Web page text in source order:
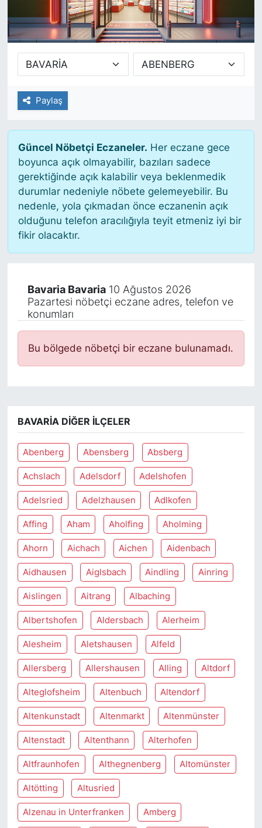
Paylaş
Güncel Nöbetçi Eczaneler. Her eczane gece
boyunca açık olmayabilir, bazıları sadece
gerektiğinde açık kalabilir veya beklenmedik
durumlar nedeniyle nöbete gelemeyebilir. Bu
nedenle, yola çıkmadan önce eczanenin açık
olduğunu telefon aracılığıyla teyit etmeniz iyi bir
fikir olacaktır.
Bavaria Bavaria10 Ağustos 2026
Pazartesi nöbetçi eczane adres, telefon ve
konumları
Bu bölgede nöbetçi bir eczane bulunamadı.
BAVARIA DIĞER İLÇELER
Abenberg Abensberg Absberg
Achslach Adelsdorf Adelshofen
Adelsried Adelzhausen Adlkofen
Affing Aham Aholfing Aholming
Ahorn Aichach Aichen Aidenbach
Aidhausen Aiglsbach Aindling Ainring
Aislingen Aitrang Albaching
Albertshofen Aldersbach Alerheim
Alesheim Aletshausen Alfeld
Allersberg Allershausen Alling Altdorf
Alteglofsheim Altenbuch Altendorf
Altenkunstadt Altenmarkt Altenmünster
Altenstadt Altenthann Alterhofen
Altfraunhofen Althegnenberg Altomünster
Altötting Altusried
Alzenau in Unterfranken Amberg
SİYASET
SAĞLIK